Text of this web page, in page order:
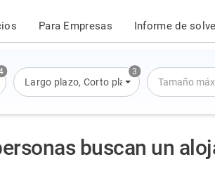
Para Empresas Informe de
,Casa
3
Largo plazo, Corto plazo , Alquiler por día
Tamaño
buscan un